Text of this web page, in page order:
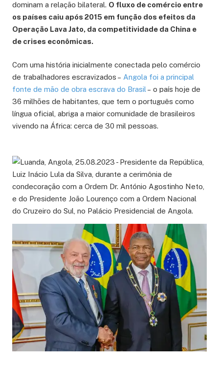
dominam a relação bilateral. O fluxo de comércio entre
os países caiu após 2015 em função dos efeitos da
Operação Lava Jato, da competitividade da China e
de crises econômicas.
Com uma história inicialmente conectada pelo comércio
de trabalhadores escravizados – Angola foi a principal
fonte de mão de obra escrava do Brasil– o país hoje de
36 milhões de habitantes, que tem o português como
língua oficial, abriga a maior comunidade de brasileiros
vivendo na África: cerca de 30 mil pessoas.